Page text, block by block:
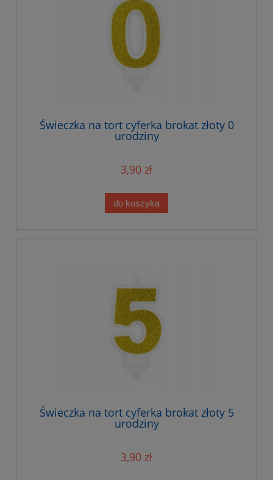
Świeczka na tort cyferka brokat złoty 0
urodziny
3,90 zł
do koszyka
Świeczka na tort cyferka brokat złoty 5
urodziny
3,90 zł